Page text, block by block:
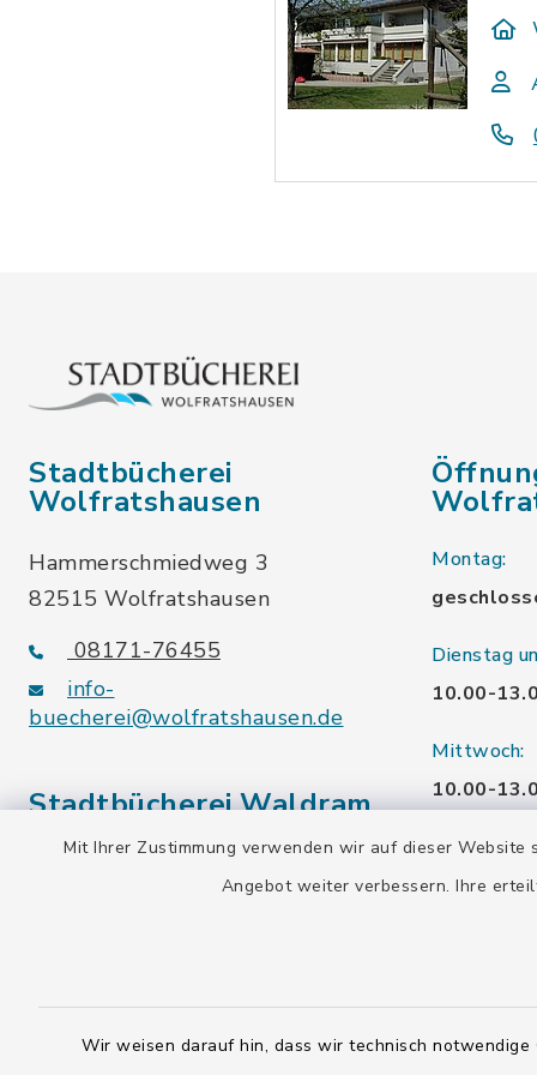
Mit Ihrer Zustimmung verwenden wir auf dieser
Angebot weiter verbessern. Ihre
Wir weisen darauf hin, dass wir technisch
Stadtbücherei
Wolfratshausen
Hammerschmiedweg 3
82515 Wolfratshausen
08171-76455
info-
buecherei@wolfratshausen.de
Stadtbücherei Waldram
Kardinal-Wendel-Str. 96
82515 Wolfratshausen
Montag:
Dienstag
10.00-
Mittwoch:
10.00-
15.00-
Freitag: